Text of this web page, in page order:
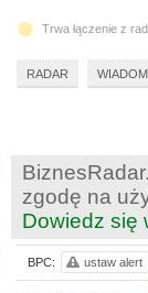
zgodę na
Dowiedz się
BPC: ustaw alert
Trwa łączenie z
RADAR